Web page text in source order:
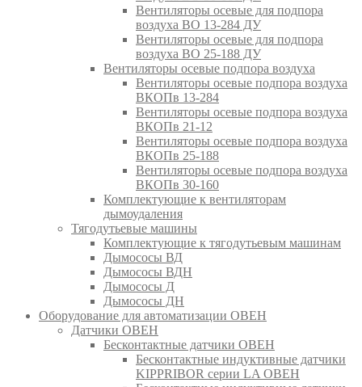
Вентиляторы осевые для подпора
воздуха ВО 13-284 ДУ
Вентиляторы осевые для подпора
воздуха ВО 25-188 ДУ
Вентиляторы осевые подпора воздуха
Вентиляторы осевые подпора воздуха
ВКОПв 13-284
Вентиляторы осевые подпора воздуха
ВКОПв 21-12
Вентиляторы осевые подпора воздуха
ВКОПв 25-188
Вентиляторы осевые подпора воздуха
ВКОПв 30-160
Комплектующие к вентиляторам
дымоудаления
Тягодутьевые машины
Комплектующие к тягодутьевым машинам
Дымососы ВД
Дымососы ВДН
Дымососы Д
Дымососы ДН
Оборудование для автоматизации ОВЕН
Датчики ОВЕН
Бесконтактные датчики ОВЕН
Бесконтактные индуктивные датчики
KIPPRIBOR серии LA ОВЕН